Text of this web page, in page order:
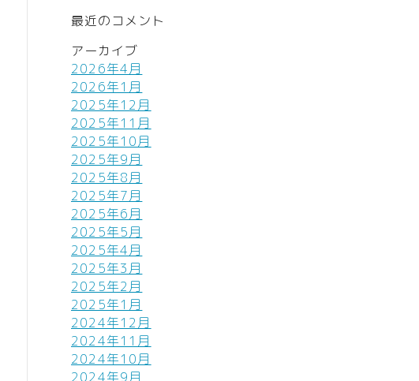
最近のコメント
アーカイブ
2026年4月
2026年1月
2025年12月
2025年11月
2025年10月
2025年9月
2025年8月
2025年7月
2025年6月
2025年5月
2025年4月
2025年3月
2025年2月
2025年1月
2024年12月
2024年11月
2024年10月
2024年9月